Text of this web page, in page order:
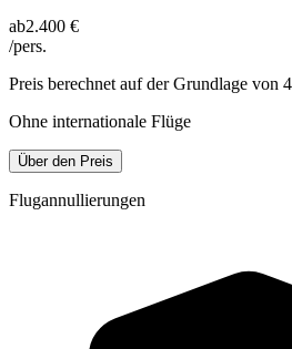
ab2.400 €
/pers.
Preis berechnet auf der Grundlage von
Ohne internationale Flüge
Über den Preis
Flugannullierungen